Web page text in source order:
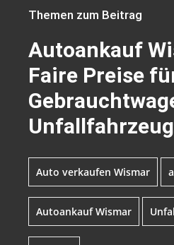
Themen zum Beitrag
Autoankauf
Faire Preise
Auto verkaufen Wismar
Autoankauf Wismar